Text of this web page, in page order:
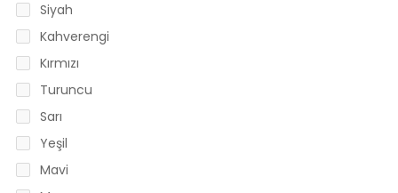
Siyah
Kahverengi
Kırmızı
Turuncu
Sarı
Yeşil
Mavi